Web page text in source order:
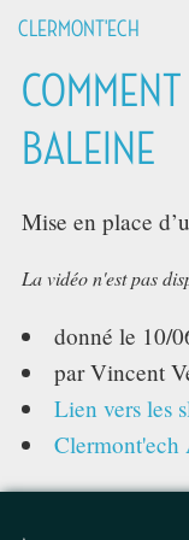
CLERMONT'ECH
MANIFESTO
API HOURS
TALKS
WORKSHOPS
BLOG
BALEINE
Mise en place
La vidéo n'est pas
donné le 10/
par Vincent
Lien vers les